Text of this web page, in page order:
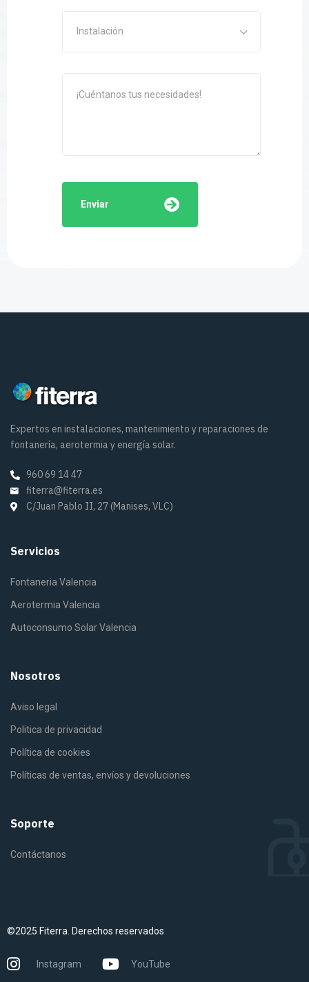
Instalación
Enviar
Expertos en instalaciones, mantenimiento y reparaciones de
fontanería, aerotermia y energía solar.
960 69 14 47
fiterra@fiterra.es
C/Juan Pablo II, 27 (Manises, VLC)
Servicios
Fontaneria Valencia
Aerotermia Valencia
Autoconsumo Solar Valencia
Nosotros
Aviso legal
Politica de privacidad
Política de cookies
Políticas de ventas, envíos y devoluciones
Soporte
Contáctanos
©2025 Fiterra. Derechos reservados
Instagram YouTube